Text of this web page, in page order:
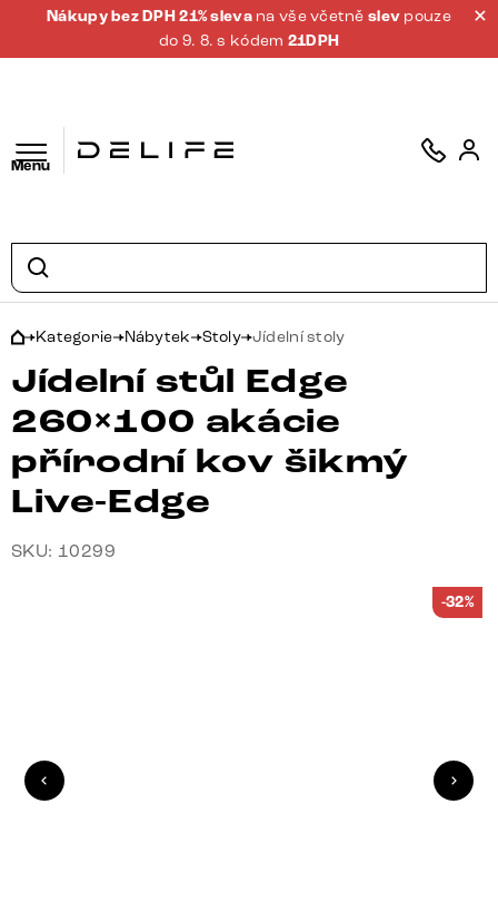
Nákupy bez DPH 21% sleva na vše včetněslev pouze
do 9. 8. s kódem 21DPH
Menu
Kategorie Nábytek Stoly Jídelní stoly
Jídelní stůl Edge
260×100 akácie
přírodní kov šikmý
Live-Edge
SKU: 10299
-32%